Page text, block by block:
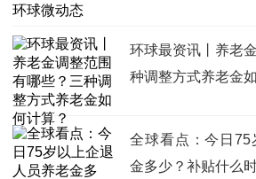
环球最资讯丨养老
种调整方式养老金
全球看点：今日
金多少？补贴什么